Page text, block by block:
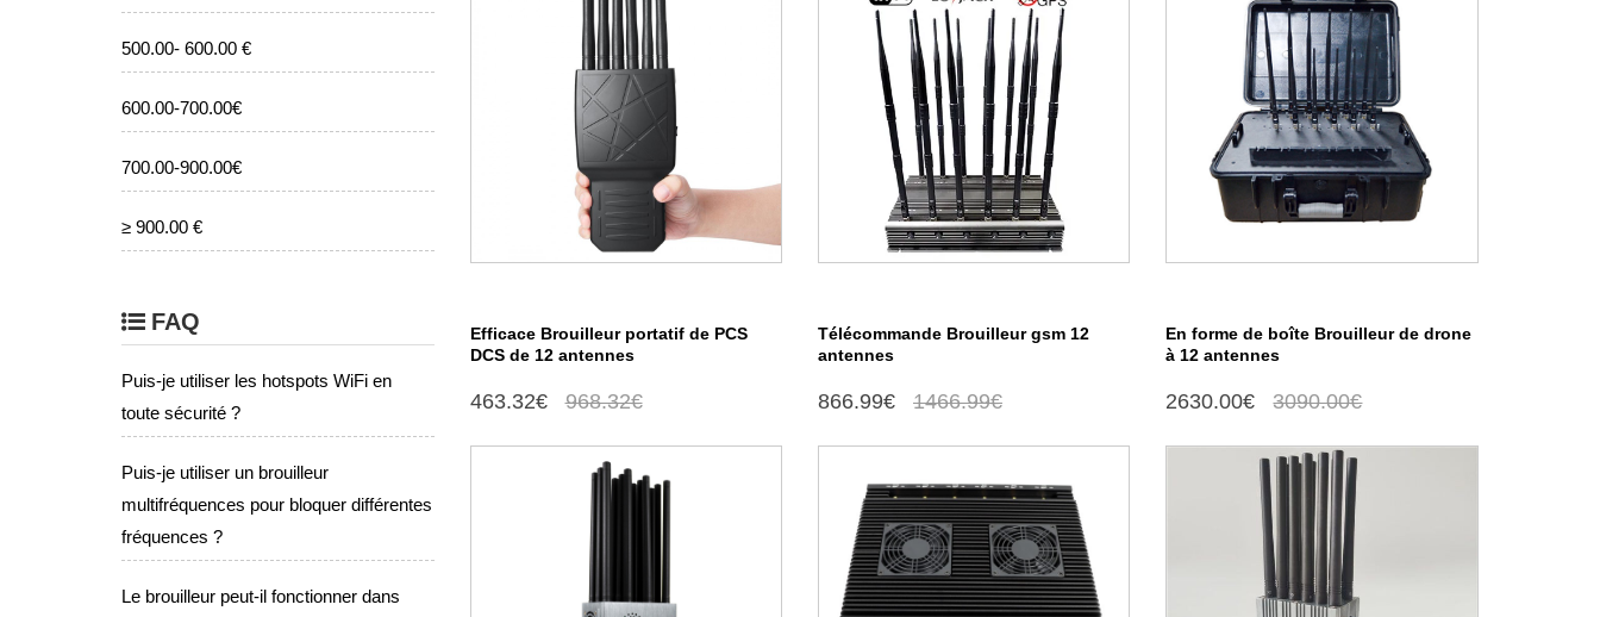
Efficace Brouilleur portatif de PCS
DCS de 12 antennes
463.32€ 968.32€
Télécommande Brouilleur gsm 12
antennes
866.99€ 1466.99€
En forme de boîte Brouilleur de drone
à 12 antennes
2630.00€ 3090.00€
500.00- 600.00 €
600.00-700.00€
700.00-900.00€
≥ 900.00 €
FAQ
Puis-je utiliser les hotspots WiFi en
toute sécurité ?
Puis-je utiliser un brouilleur
multifréquences pour bloquer différentes
fréquences ?
Le brouilleur peut-il fonctionner dans